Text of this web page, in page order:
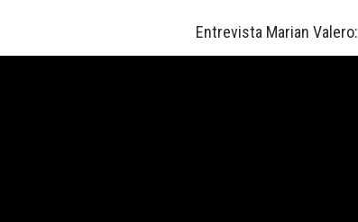
Entrevista Marian Valero: